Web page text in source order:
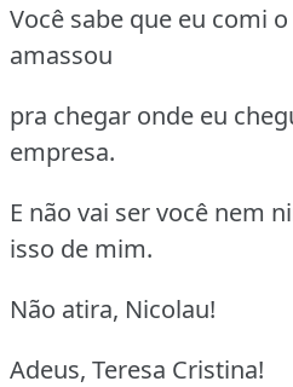
Você sabe que eu comi
amassou
pra chegar onde eu
empresa.
E não vai ser você nem
isso de mim.
Não atira, Nicolau!
Adeus, Teresa Cristina!